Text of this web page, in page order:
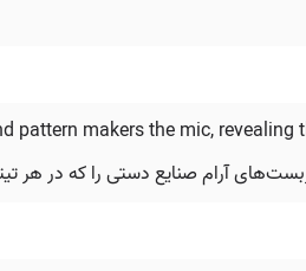
pattern makers the mic,
آرام صنایع دستی را که در هر